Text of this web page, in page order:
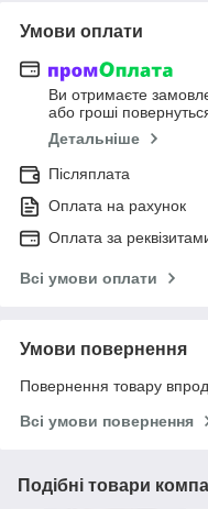
Умови оплати
Ви отримаєте
або гроші
Детальніше
Післяплата
Оплата на рахунок
Оплата за
Всі умови оплати
Умови повернення
Повернення товару
Всі умови повернення
Подібні товари